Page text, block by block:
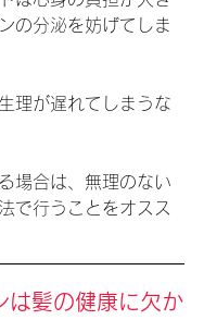
の分泌を妨げてしま
理が遅れてしまうな
場合は、無理のない
で行うことをオスス
は髪の健康に欠か